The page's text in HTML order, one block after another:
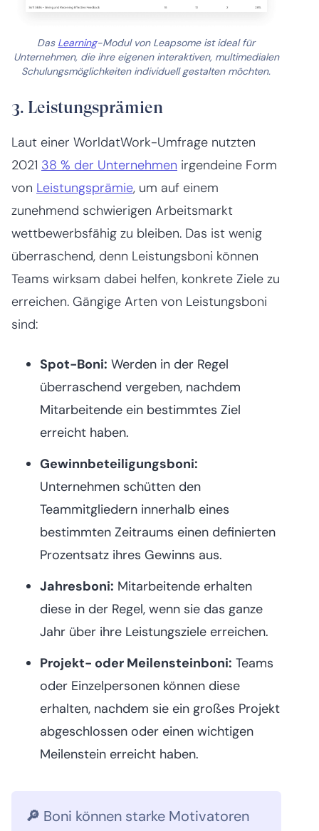
Das Learning-Modul von Leapsome ist ideal für
Unternehmen, die ihre eigenen interaktiven, multimedialen
Schulungsmöglichkeiten individuell gestalten möchten.
3. Leistungsprämien
Laut einer WorldatWork-Umfrage nutzten
2021 38 % der Unternehmen irgendeine Form
von Leistungsprämie, um auf einem
zunehmend schwierigen Arbeitsmarkt
wettbewerbsfähig zu bleiben. Das ist wenig
überraschend, denn Leistungsboni können
Teams wirksam dabei helfen, konkrete Ziele zu
erreichen. Gängige Arten von Leistungsboni
sind:
Spot-Boni: Werden in der Regel
überraschend vergeben, nachdem
Mitarbeitende ein bestimmtes Ziel
erreicht haben.
Gewinnbeteiligungsboni:
Unternehmen schütten den
Teammitgliedern innerhalb eines
bestimmten Zeitraums einen definierten
Prozentsatz ihres Gewinns aus.
Jahresboni: Mitarbeitende erhalten
diese in der Regel, wenn sie das ganze
Jahr über ihre Leistungsziele erreichen.
Projekt- oder Meilensteinboni: Teams
oder Einzelpersonen können diese
erhalten, nachdem sie ein großes Projekt
abgeschlossen oder einen wichtigen
Meilenstein erreicht haben.
🔎 Boni können starke Motivatoren